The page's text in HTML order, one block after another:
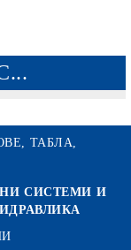
ТАБЛА,
СИСТЕМИ И